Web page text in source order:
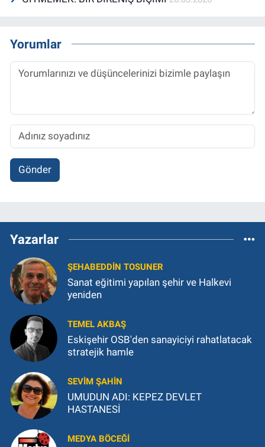
Yorumlar
Gönder
Yazarlar
ŞEHABEDDIN TOSUNER
Sanat eğitimi yapılan şehir ve Halkevi
yeniden
TEMEL AKBAŞ
Eskişehir OSB'den sanayiciyi rahatlatacak
stratejik hamle
SEVIM ŞAHIN
UMUDUN ADI: KEPEZ DEVLET
HASTANESİ
MEDYA BÖCEĞI